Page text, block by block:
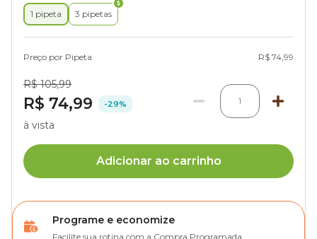
1 pipeta 3 pipetas
Preço por Pipeta R$ 74,99
R$ 105,99
R$ 74,99 -29% 1
à vista
Adicionar ao carrinho
Programe e economize
Facilite sua rotina com a Compra Programada